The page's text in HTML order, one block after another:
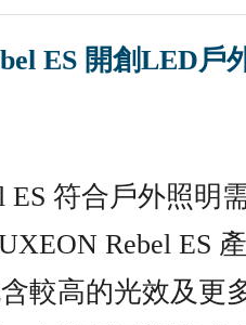
ES 開創LED戶
ES 符合戶外照明
Rebel ES
較高的光效及更